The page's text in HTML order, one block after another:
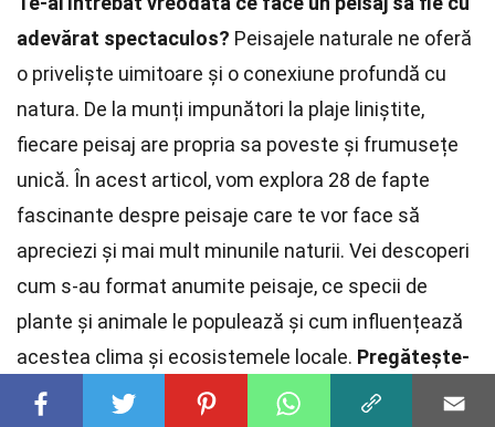
adevărat spectaculos? Peisajele naturale ne oferă
o priveliște uimitoare și o conexiune profundă cu
natura. De la munți impunători la plaje liniștite,
fiecare peisaj are propria sa poveste și frumusețe
unică. În acest articol, vom explora 28 de fapte
fascinante despre peisaje care te vor face să
apreciezi și mai mult minunile naturii. Vei descoperi
cum s-au format anumite peisaje, ce specii de
plante și animale le populează și cum influențează
acestea clima și ecosistemele locale. Pregătește-
te să fii uimit de diversitatea și complexitatea